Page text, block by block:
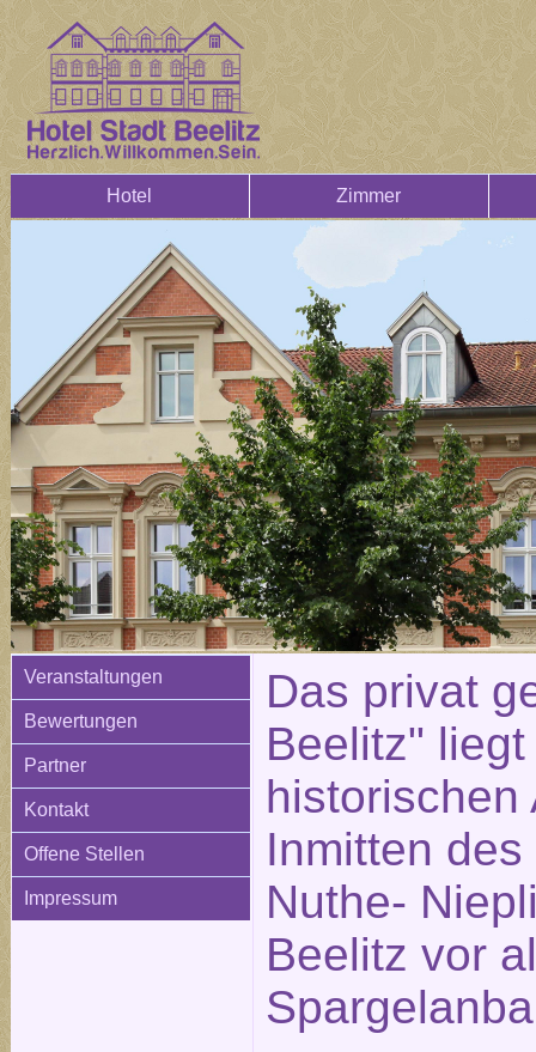
Hotel Zimmer
Veranstaltungen
Bewertungen
Partner
Kontakt
Offene Stellen
Impressum
Das privat
Beelitz"
historischen
Inmitten
Nuthe-
Beelitz vor